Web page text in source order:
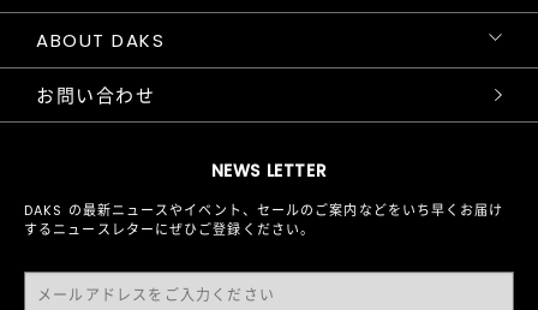
NEWS LETTER
DAKS の最新ニュースやイベント、セールのご案内などをいち早くお届け
するニュースレターにぜひご登録ください。
ABOUT DAKS
お問い合わせ